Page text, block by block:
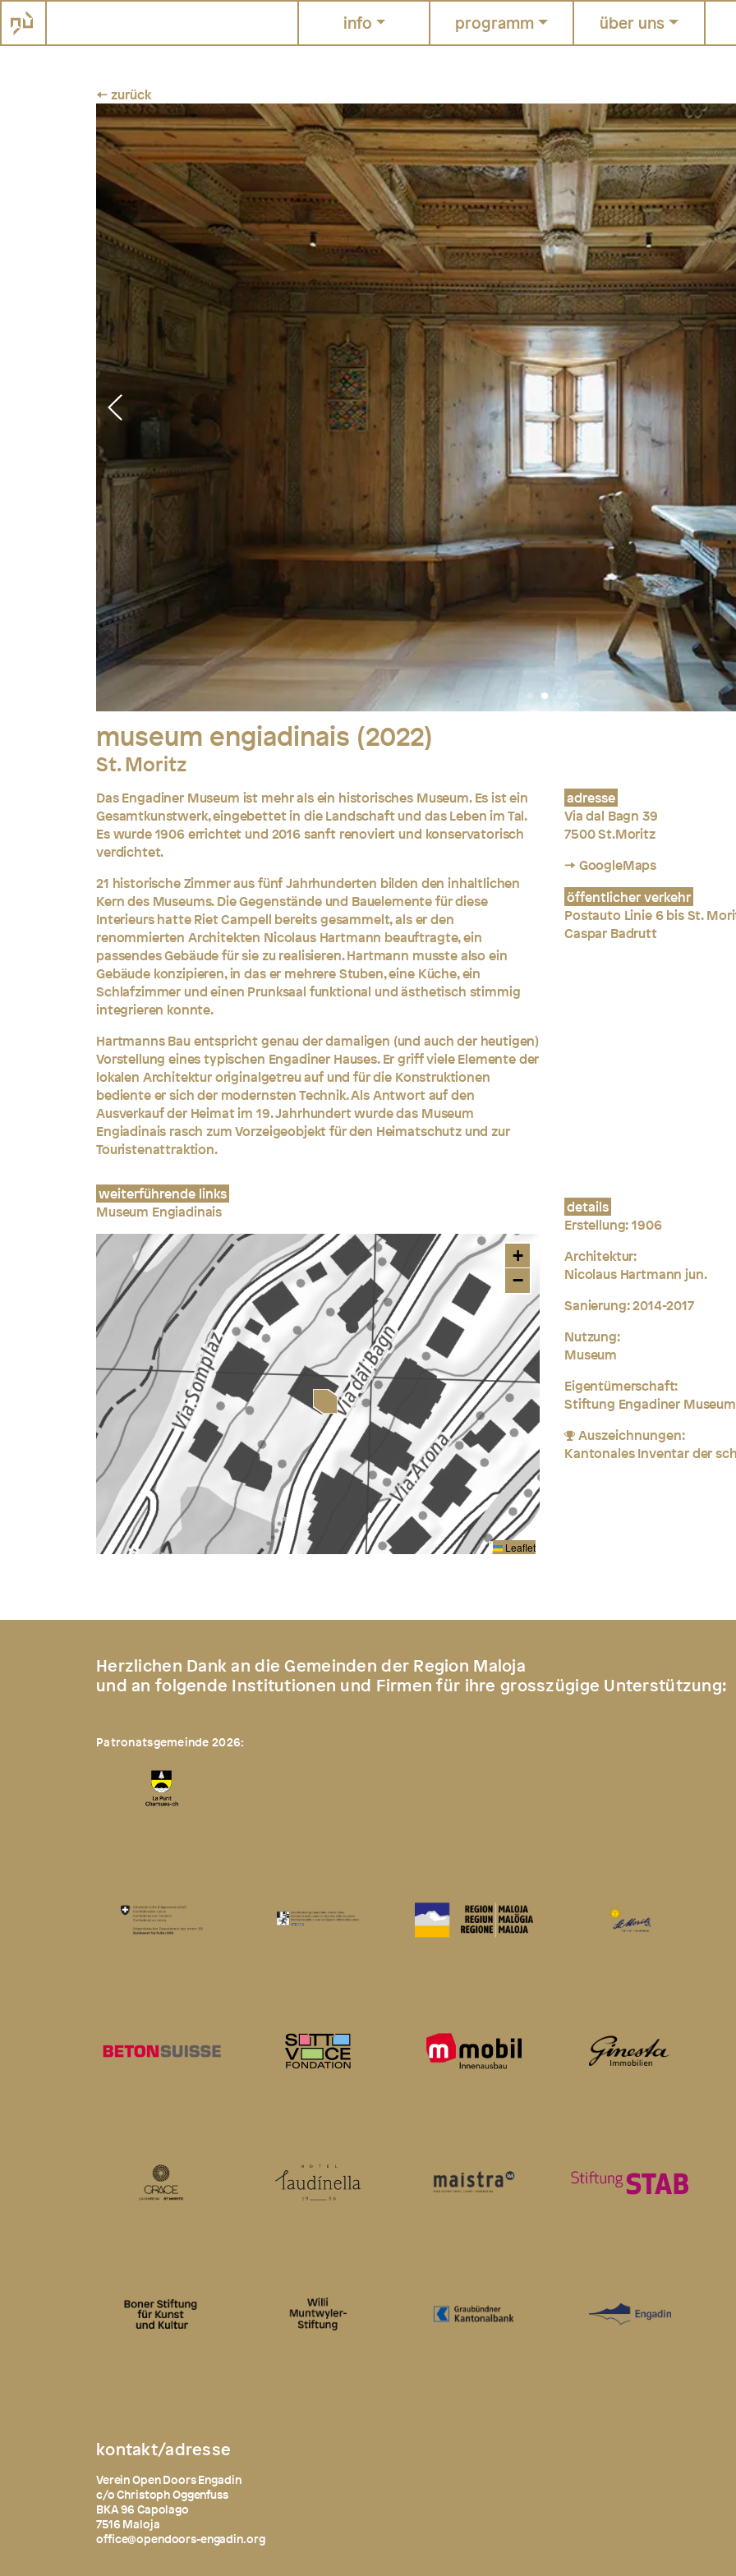
info programm über uns
← zurück
museum engiadinais (2022)
St. Moritz
Das Engadiner Museum ist mehr als ein historisches Museum. Es ist ein
Gesamtkunstwerk, eingebettet in die Landschaft und das Leben im Tal.
Es wurde 1906 errichtet und 2016 sanft renoviert und konservatorisch
verdichtet.
21 historische Zimmer aus fünf Jahrhunderten bilden den inhaltlichen
Kern des Museums. Die Gegenstände und Bauelemente für diese
Interieurs hatte Riet Campell bereits gesammelt, als er den
renommierten Architekten Nicolaus Hartmann beauftragte, ein
passendes Gebäude für sie zu realisieren. Hartmann musste also ein
Gebäude konzipieren, in das er mehrere Stuben, eine Küche, ein
Schlafzimmer und einen Prunksaal funktional und ästhetisch stimmig
integrieren konnte.
Hartmanns Bau entspricht genau der damaligen (und auch der heutigen)
Vorstellung eines typischen Engadiner Hauses. Er griff viele Elemente der
lokalen Architektur originalgetreu auf und für die Konstruktionen
bediente er sich der modernsten Technik. Als Antwort auf den
Ausverkauf der Heimat im 19. Jahrhundert wurde das Museum
Engiadinais rasch zum Vorzeigeobjekt für den Heimatschutz und zur
Touristenattraktion.
adresse
Via dal Bagn 39
7500 St.Moritz
→ GoogleMaps
öffentlicher verkehr
Postauto Linie 6 bis St.
Caspar Badrutt
details
Erstellung: 1906
Architektur:
Nicolaus Hartmann jun.
Sanierung: 2014-2017
Nutzung:
Museum
Eigentümerschaft:
Stiftung Engadiner Museum
Auszeichnungen:
Kantonales Inventar der
weiterführende links
Museum Engiadinais
+
−
Leaflet
Herzlichen Dank an die Gemeinden der Region Maloja
und an folgende Institutionen und Firmen für ihre grosszügige Unterstützung:
Patronatsgemeinde 2026:
kontakt/adresse
Verein Open Doors Engadin
c/o Christoph Oggenfuss
BKA 96 Capolago
7516 Maloja
office@opendoors-engadin.org